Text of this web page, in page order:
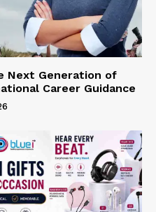
Next Generation of
Career Guidance